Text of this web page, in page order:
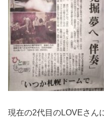
現在の2代目のLOVEさん